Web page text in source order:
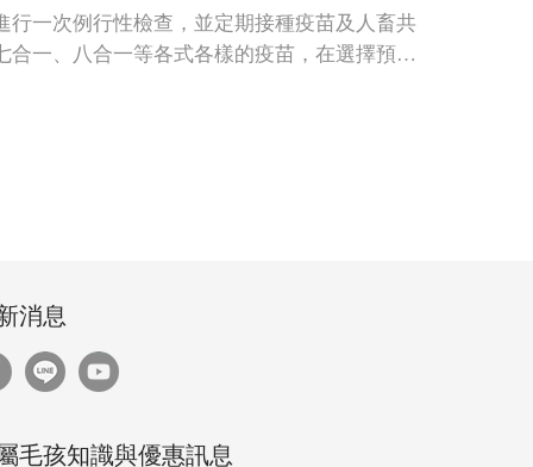
一次例行性檢查，並定期接種疫苗及人畜共
一、八合一等各式各樣的疫苗，在選擇預防
消息
毛孩知識與優惠訊息